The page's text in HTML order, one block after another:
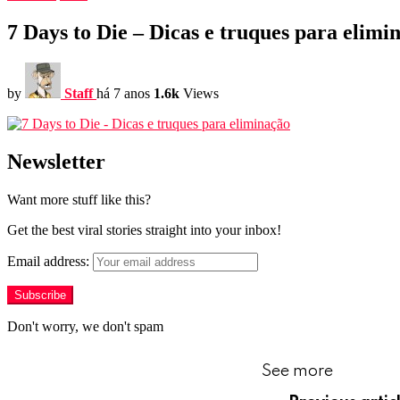
7 Days to Die – Dicas e truques para
by Staff há 7 anos 1.6k Views
Newsletter
Want more stuff like this?
Get the best viral stories straight into your inbox!
Email address:
Don't worry, we don't spam
See more